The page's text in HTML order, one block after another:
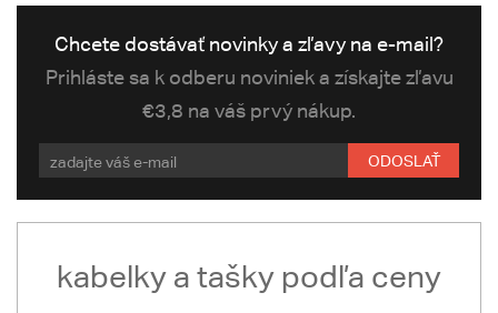
Chcete dostávať novinky a zľavy na e-mail?
Prihláste sa k odberu noviniek a získajte zľavu
€3,8 na váš prvý nákup.
ODOSLAŤ
kabelky a tašky podľa ceny